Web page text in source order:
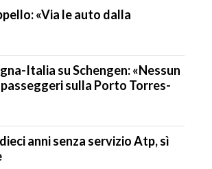
«Via le auto dalla
Italia su Schengen: «Nessun
sulla Porto Torres-
anni senza servizio Atp, sì